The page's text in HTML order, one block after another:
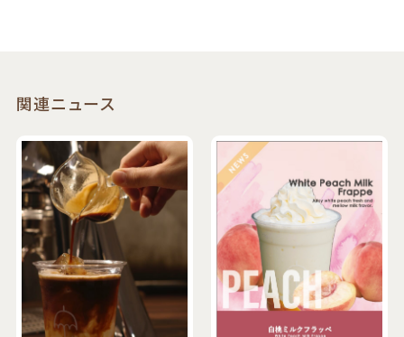
関連ニュース